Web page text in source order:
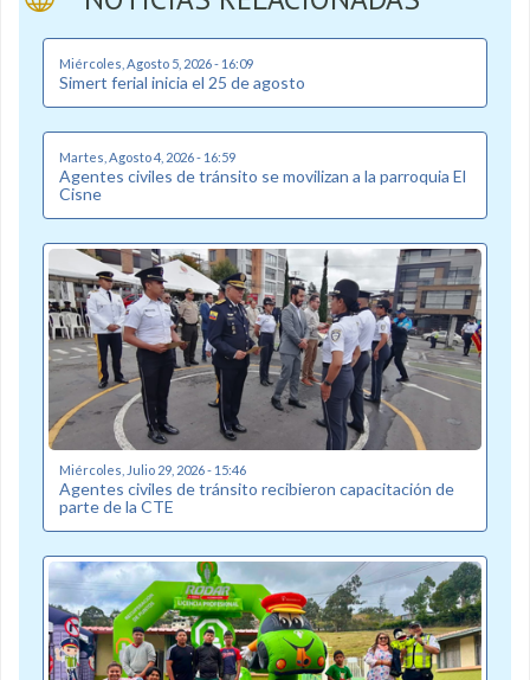
Miércoles, Agosto 5, 2026 - 16:09
Simert ferial inicia el 25 de agosto
Martes, Agosto 4, 2026 - 16:59
Agentes civiles de tránsito se movilizan a la parroquia El
Cisne
Miércoles, Julio 29, 2026 - 15:46
Agentes civiles de tránsito recibieron capacitación de
parte de la CTE